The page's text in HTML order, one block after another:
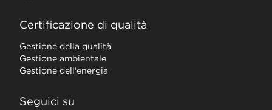
Certificazione di qualità
Gestione della qualità
Gestione ambientale
Gestione dell'energia
Seguici su